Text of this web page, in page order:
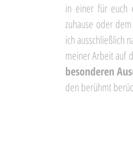
in einer für euch
zuhause oder
ich ausschließlich
meiner Arbeit auf
besonderen
den berühmt